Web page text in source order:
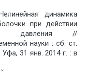
динамика
при действии
давления //
науки : сб. ст.
31 янв. 2014 г. : в